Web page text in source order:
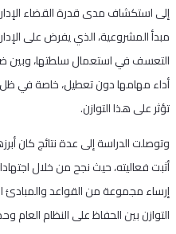
إلى استكشاف مدى قدرة القضاء
مبدأ المشروعية، الذي يفرض على
التعسف في استعمال سلطتها، وبين
أداء مهامها دون تعطيل، خاصة في ظل
تؤثر على هذا التوازن.
وتوصلت الدراسة إلى عدة نتائج كان
أثبت فعاليته، حيث نجح من خلال
إرساء مجموعة من القواعد
التوازن بين الحفاظ على النظام العام